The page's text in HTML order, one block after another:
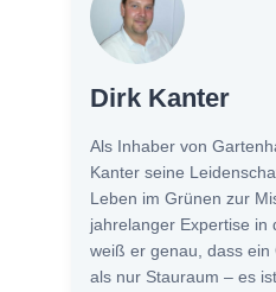
Dirk Kanter
Als Inhaber von
Kanter seine
Leben im Grünen zur
jahrelanger Expertise in
weiß er genau, dass
als nur Stauraum – es